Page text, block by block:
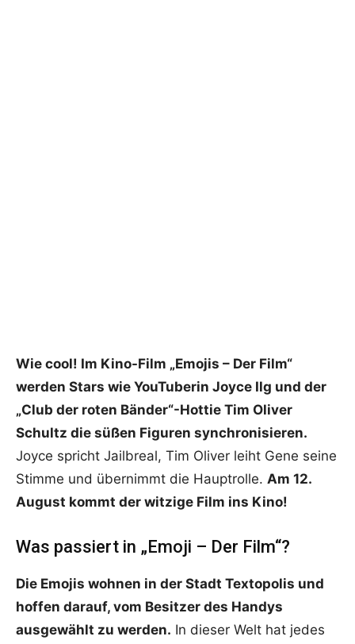
Wie cool! Im Kino-Film „Emojis – Der Film“
werden Stars wie YouTuberin Joyce Ilg und der
„Club der roten Bänder“-Hottie Tim Oliver
Schultz die süßen Figuren synchronisieren.
Joyce spricht Jailbreal, Tim Oliver leiht Gene seine
Stimme und übernimmt die Hauptrolle. Am 12.
August kommt der witzige Film ins Kino!
Was passiert in „Emoji – Der Film“?
Die Emojis wohnen in der Stadt Textopolis und
hoffen darauf, vom Besitzer des Handys
ausgewählt zu werden. In dieser Welt hat jedes